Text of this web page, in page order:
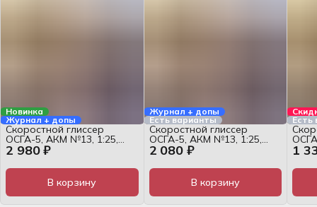
Новинка
Журнал + допы
2 980 ₽
Скоростной глиссер
ОСГА-5, АКМ №13, 1:25,
набор для сборки
В корзину
Журнал + допы
Есть варианты
2 080 ₽
Скоростной глиссер
ОСГА-5, АКМ №13, 1:25,
набор для сборки
В корзину
Есть
1